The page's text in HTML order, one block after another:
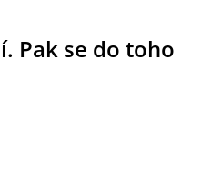
Pak se do toho